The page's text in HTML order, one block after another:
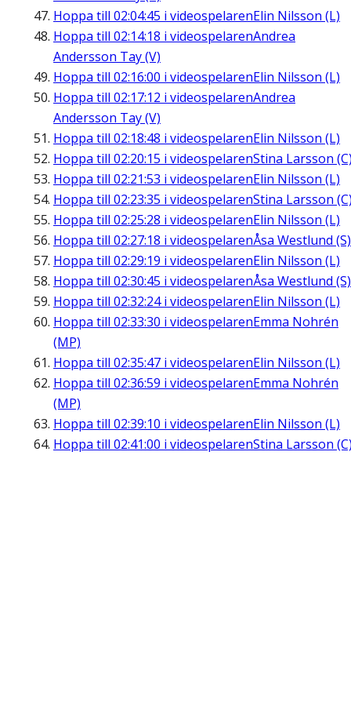
Hoppa till 02:04:45 i videospelarenElin Nilsson (L)
Hoppa till 02:14:18 i videospelarenAndrea
Andersson Tay (V)
Hoppa till 02:16:00 i videospelarenElin Nilsson (L)
Hoppa till 02:17:12 i videospelarenAndrea
Andersson Tay (V)
Hoppa till 02:18:48 i videospelarenElin Nilsson (L)
Hoppa till 02:20:15 i videospelarenStina Larsson
Hoppa till 02:21:53 i videospelarenElin Nilsson (L)
Hoppa till 02:23:35 i videospelarenStina Larsson
Hoppa till 02:25:28 i videospelarenElin Nilsson (L)
Hoppa till 02:27:18 i videospelarenÅsa Westlund (S)
Hoppa till 02:29:19 i videospelarenElin Nilsson (L)
Hoppa till 02:30:45 i videospelarenÅsa Westlund (S)
Hoppa till 02:32:24i videospelarenElin Nilsson (L)
Hoppa till 02:33:30 i videospelarenEmma Nohrén
(MP)
Hoppa till 02:35:47 i videospelarenElin Nilsson (L)
Hoppa till 02:36:59 i videospelarenEmma Nohrén
(MP)
Hoppa till 02:39:10 i videospelarenElin Nilsson (L)
Hoppa till 02:41:00 i videospelarenStina Larsson